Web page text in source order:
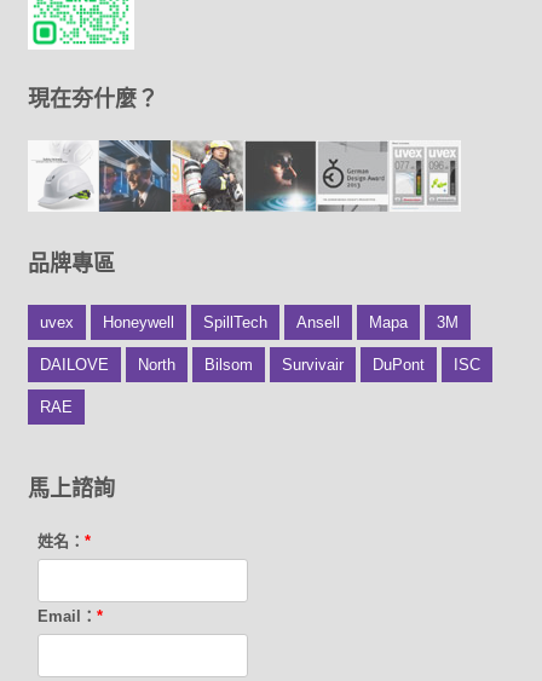
現在夯什麼？
品牌專區
uvex Honeywell SpillTech Ansell Mapa 3M
DAILOVE North Bilsom Survivair DuPont ISC
RAE
馬上諮詢
姓名：*
Email：*